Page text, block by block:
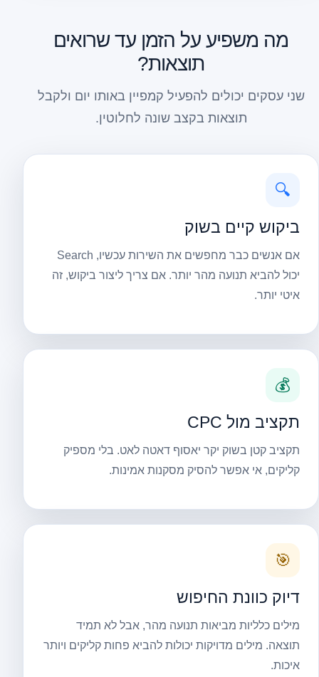
מה משפיע על הזמן עד שרואים
תוצאות?
שני עסקים יכולים להפעיל קמפיין באותו יום ולקבל
תוצאות בקצב שונה לחלוטין.
🔍
ביקוש קיים בשוק
אם אנשים כבר מחפשים את השירות עכשיו, Search
יכול להביא תנועה מהר יותר. אם צריך ליצור ביקוש, זה
איטי יותר.
💰
תקציב מול CPC
תקציב קטן בשוק יקר יאסוף דאטה לאט. בלי מספיק
קליקים, אי אפשר להסיק מסקנות אמינות.
🎯
דיוק כוונת החיפוש
מילים כלליות מביאות תנועה מהר, אבל לא תמיד
תוצאה. מילים מדויקות יכולות להביא פחות קליקים ויותר
איכות.